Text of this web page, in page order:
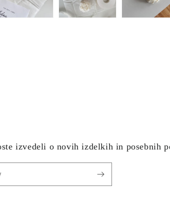
izvedeli o novih izdelkih in posebnih